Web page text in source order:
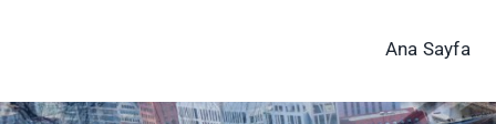
Ana Sayfa